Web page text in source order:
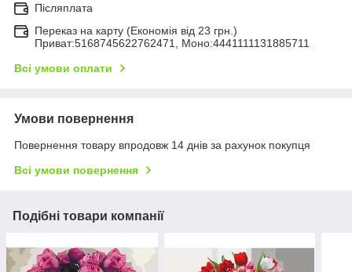
Післяплата
Переказ на карту (Економія від 23 грн.)
Приват:5168745622762471, Моно:4441111131885711
Всі умови оплати
Умови повернення
Повернення товару впродовж 14 днів за рахунок покупця
Всі умови повернення
Подібні товари компанії